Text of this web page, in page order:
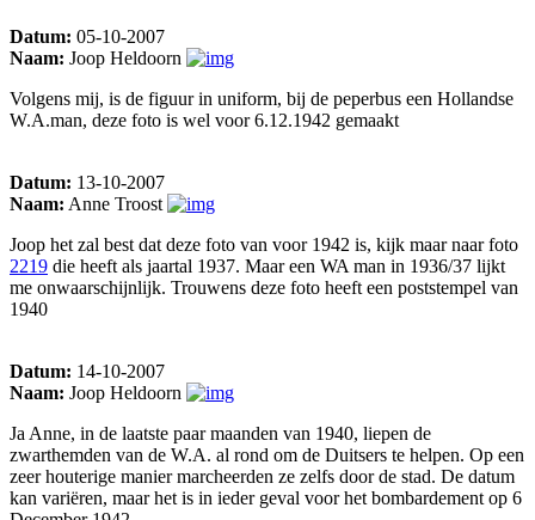
Datum: 05-10-2007
Naam: Joop Heldoorn
Volgens mij, is de figuur in uniform, bij de peperbus een Hollandse
W.A.man, deze foto is wel voor 6.12.1942 gemaakt
Datum: 13-10-2007
Naam: Anne Troost
Joop het zal best dat deze foto van voor 1942 is, kijk maar naar foto
2219 die heeft als jaartal 1937. Maar een WA man in 1936/37 lijkt
me onwaarschijnlijk. Trouwens deze foto heeft een poststempel van
1940
Datum: 14-10-2007
Naam: Joop Heldoorn
Ja Anne, in de laatste paar maanden van 1940, liepen de
zwarthemden van de W.A. al rond om de Duitsers te helpen. Op een
zeer houterige manier marcheerden ze zelfs door de stad. De datum
kan variëren, maar het is in ieder geval voor het bombardement op 6